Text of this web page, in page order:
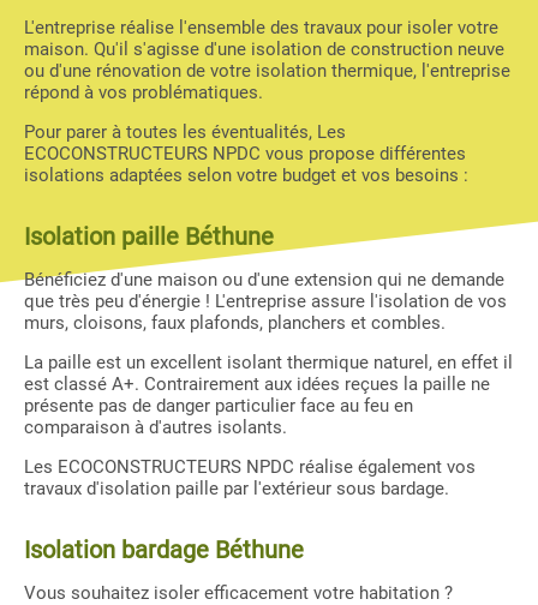
L'entreprise réalise l'ensemble des travaux pour isoler votre
maison. Qu'il s'agisse d'une isolation de construction neuve
ou d'une rénovation de votre isolation thermique, l'entreprise
répond à vos problématiques.
Pour parer à toutes les éventualités, Les
ECOCONSTRUCTEURS NPDC vous propose différentes
isolations adaptées selon votre budget et vos besoins :
Isolation paille Béthune
Bénéficiez d'une maison ou d'une extension qui ne demande
que très peu d'énergie ! L'entreprise assure l'isolation de vos
murs, cloisons, faux plafonds, planchers et combles.
La paille est un excellent isolant thermique naturel, en effet il
est classé A+. Contrairement aux idées reçues la paille ne
présente pas de danger particulier face au feu en
comparaison à d'autres isolants.
Les ECOCONSTRUCTEURS NPDC réalise également vos
travaux d'isolation paille par l'extérieur sous bardage.
Isolation bardage Béthune
Vous souhaitez isoler efficacement votre habitation ?